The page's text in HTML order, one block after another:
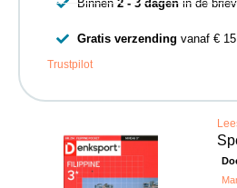
Binnen 2 - 3 dagenin de
Gratis verzending vanaf € 15
Trustpilot